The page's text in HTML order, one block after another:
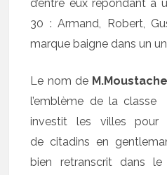
d’entre eux répondant à
30 : Armand, Robert,
marque baigne dans un
Le nom de M.Moustache
l’emblème de la classe
investit les villes pour
de citadins en
bien retranscrit dans